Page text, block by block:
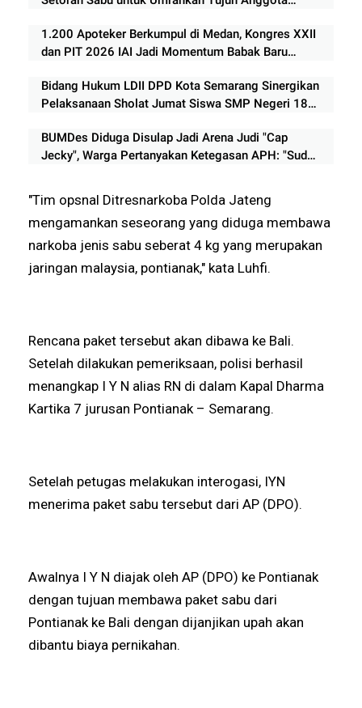
1.200 Apoteker Berkumpul di Medan, Kongres XXII
dan PIT 2026 IAI Jadi Momentum Babak Baru
Bidang Hukum LDII DPD Kota Semarang Sinergikan
Pelaksanaan Sholat Jumat Siswa SMP Negeri 18
BUMDes Diduga Disulap Jadi Arena Judi "Cap
Jecky", Warga Pertanyakan Ketegasan APH: "Sudah
"Tim opsnal Ditresnarkoba Polda Jateng
mengamankan seseorang yang diduga membawa
narkoba jenis sabu seberat 4 kg yang merupakan
jaringan malaysia, pontianak," kata Luhfi.
Rencana paket tersebut akan dibawa ke Bali.
Setelah dilakukan pemeriksaan, polisi berhasil
menangkap I Y N alias RN di dalam Kapal Dharma
Kartika 7 jurusan Pontianak – Semarang.
Setelah petugas melakukan interogasi, IYN
menerima paket sabu tersebut dari AP (DPO).
Awalnya I Y N diajak oleh AP (DPO) ke Pontianak
dengan tujuan membawa paket sabu dari
Pontianak ke Bali dengan dijanjikan upah akan
dibantu biaya pernikahan.